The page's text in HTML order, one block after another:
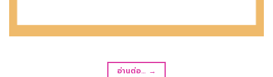
อ่านต่อ… →